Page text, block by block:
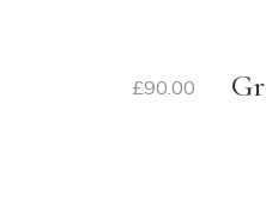
£90.00